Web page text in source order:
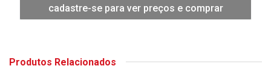
cadastre-se para ver preços e comprar
Produtos Relacionados